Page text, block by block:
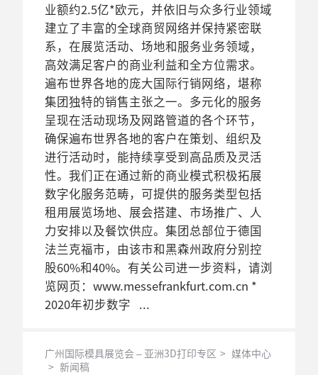
业额约2.5亿*欧元，并依旧与众多行业领域
建立了丰富的全球商贸网络并保持紧密联
系，在展览活动、场地和服务业务领域，
高效满足客户的商业利益和全方位需求。
遍布世界各地的庞大国际行销网络，堪称
集团独特的销售主张之一。多元化的服务
呈现在活动现场及网路管道的各个环节，
确保遍布世界各地的客户在策划、组织及
进行活动时，能持续享受到高品质及灵活
性。我们正在通过新的商业模式积极拓展
数字化服务范畴，可提供的服务类型包括
租用展览场地、展会搭建、市场推广、人
力安排以及餐饮供应。集团总部位于德国
法兰克福市，由该市和黑森州政府分别控
股60%和40%。有关公司进一步资料，请浏
览网页：www.messefrankfurt.com.cn *
2020年初步数字
广州国际模具展览会 – 亚洲3D打印专区
媒体中心
新闻稿